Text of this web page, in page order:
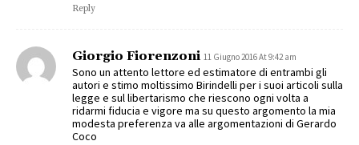
Reply
Giorgio Fiorenzoni 11 Giugno 2016 At 9:42 am
Sono un attento lettore ed estimatore di entrambi gli
autori e stimo moltissimo Birindelli per i suoi articoli sulla
legge e sul libertarismo che riescono ogni volta a
ridarmi fiducia e vigore ma su questo argomento la mia
modesta preferenza va alle argomentazioni di Gerardo
Coco